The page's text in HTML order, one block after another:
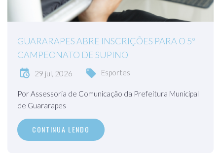
GUARARAPES ABRE INSCRIÇÕES PARA O 5º
CAMPEONATO DE SUPINO
29 jul, 2026 Esportes
Por Assessoria de Comunicação da Prefeitura Municipal
de Guararapes
CONTINUA LENDO